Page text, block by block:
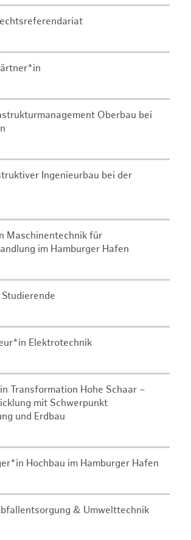
Oberbau bei
Ingenieurbau bei der
Maschinentechnik für
im Hamburger Hafen
Elektrotechnik
Transformation Hohe Schaar –
mit Schwerpunkt
und Erdbau
Hochbau im Hamburger Hafen
& Umwelttechnik